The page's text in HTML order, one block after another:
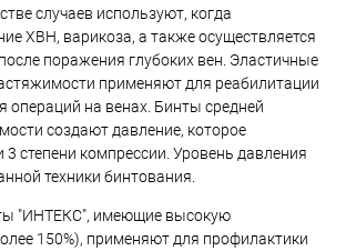
случаев используют, когда
ХВН, варикоза, а также осуществляется
поражения глубоких вен. Эластичные
применяют для реабилитации
операций на венах. Бинты средней
создают давление, которое
3 степени компрессии. Уровень давления
техники бинтования.
"ИНТЕКС", имеющие высокую
150%), применяют для профилактики